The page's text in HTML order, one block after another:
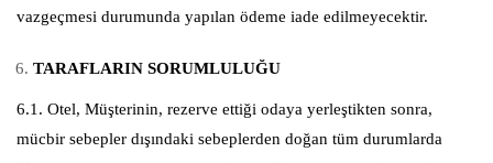
vazgeçmesi durumunda yapılan ödeme iade edilmeyecektir.
TARAFLARIN SORUMLULUĞU
6.1. Otel, Müşterinin, rezerve ettiği odaya yerleştikten sonra,
mücbir sebepler dışındaki sebeplerden doğan tüm durumlarda